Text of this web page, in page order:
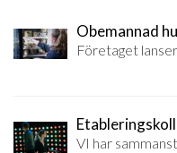
Obemannad
Företaget
VI har